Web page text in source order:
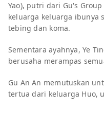
Yao), putri dari Gu's
keluarga keluarga ibunya
tebing dan koma.
Sementara ayahnya, Ye
berusaha merampas
Gu An An memutuskan
tertua dari keluarga Huo,